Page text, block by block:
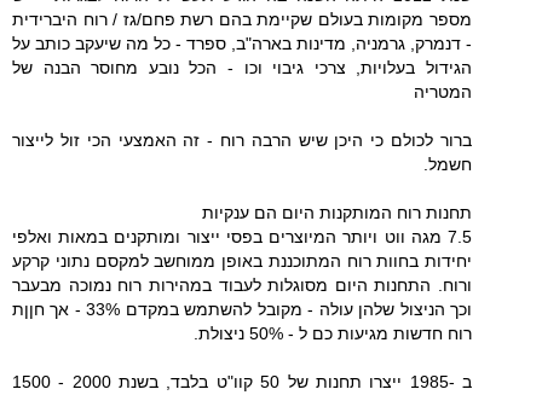
מספר מקומות בעולם שקיימת בהם רשת פחם/גז / רוח היברידית
- דנמרק, גרמניה, מדינות בארה"ב, ספרד - כל מה שיעקב כותב על
הגידול בעלויות, צרכי גיבוי וכו - הכל נובע מחוסר הבנה של
המטריה
ברור לכולם כי היכן שיש הרבה רוח - זה האמצעי הכי זול לייצור
חשמל.
תחנות רוח המותקנות היום הם ענקיות
7.5 מגה ווט ויותר המיוצרים בפסי ייצור ומותקנים במאות ואלפי
יחידות בחוות רוח המתוכננת באופן ממוחשב למקסם נתוני קרקע
ורוח. התחנות היום מסוגלות לעבוד במהירות רוח נמוכה מבעבר
וכך הניצול שלהן עולה - מקובל להשתמש במקדם 33% - אך חןןת
רוח חדשות מגיעות כם ל - 50% ניצולת.
ב -1985 ייצרו תחנות של 50 קוו"ט בלבד, בשנת 2000 - 1500